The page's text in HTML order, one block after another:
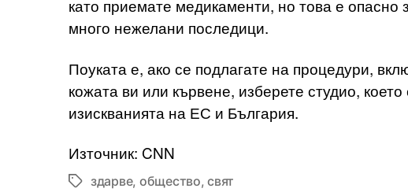
като приемате медикаменти, но това е
много нежелани последици.
Поуката е, ако се подлагате на процедури,
кожата ви или кървене, изберете студио,
изискванията на ЕС и България.
Източник: CNN
Tagsздарве, общество,свят